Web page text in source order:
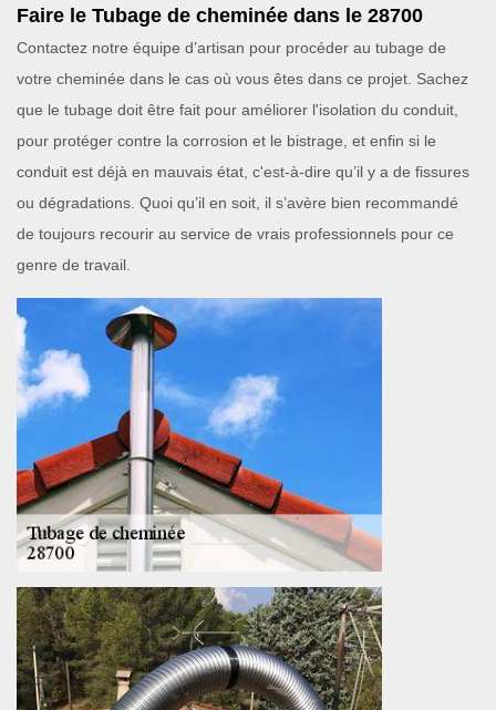
Faire le Tubage de cheminée dans le 28700
Contactez notre équipe d’artisan pour procéder au tubage de
votre cheminée dans le cas où vous êtes dans ce projet. Sachez
que le tubage doit être fait pour améliorer l'isolation du conduit,
pour protéger contre la corrosion et le bistrage, et enfin si le
conduit est déjà en mauvais état, c'est-à-dire qu’il y a de fissures
ou dégradations. Quoi qu’il en soit, il s’avère bien recommandé
de toujours recourir au service de vrais professionnels pour ce
genre de travail.